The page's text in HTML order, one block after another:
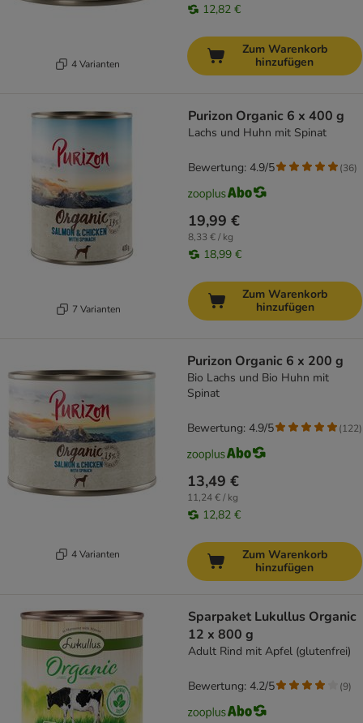
4 Varianten
12,82 €
Zum Warenkorb
hinzufügen
7 Varianten
Purizon Organic 6 x 400 g
Lachs und Huhn mit Spinat
19,99 €
8,33 € / kg
18,99 €
Bewertung: 4.9/5 (36)
Zum Warenkorb
hinzufügen
4 Varianten
Purizon Organic 6 x 200 g
Bio Lachs und Bio Huhn mit
Spinat
13,49 €
11,24 € / kg
12,82 €
Bewertung: 4.9/5 (122)
Zum Warenkorb
hinzufügen
Sparpaket Lukullus Organic
12 x 800 g
Adult Rind mit Apfel (glutenfrei)
Bewertung: 4.2/5 (9)